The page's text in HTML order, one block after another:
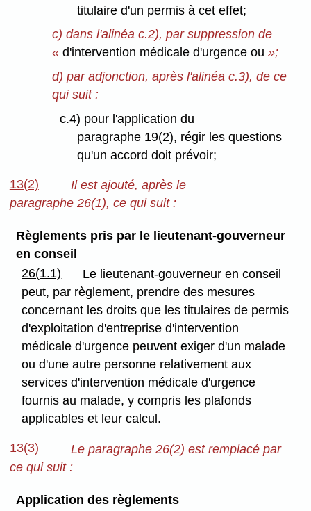
titulaire d'un permis à cet effet;
c) dans l'alinéa c.2), par suppression de
« d'intervention médicale d'urgence ou»;
d) par adjonction, après l'alinéa c.3), de ce
qui suit :
c.4) pour l'application du
paragraphe 19(2), régir les questions
qu'un accord doit prévoir;
13(2)
Il est ajouté, après le
paragraphe 26(1), ce qui suit :
Règlements pris par le lieutenant-gouverneur
en conseil
26(1.1)
Le lieutenant-gouverneur en conseil
peut, par règlement, prendre des mesures
concernant les droits que les titulaires de permis
d'exploitation d'entreprise d'intervention
médicale d'urgence peuvent exiger d'un malade
ou d'une autre personne relativement aux
services d'intervention médicale d'urgence
fournis au malade, y compris les plafonds
applicables et leur calcul.
13(3)
Le paragraphe 26(2) est remplacé par
ce qui suit :
Application des règlements